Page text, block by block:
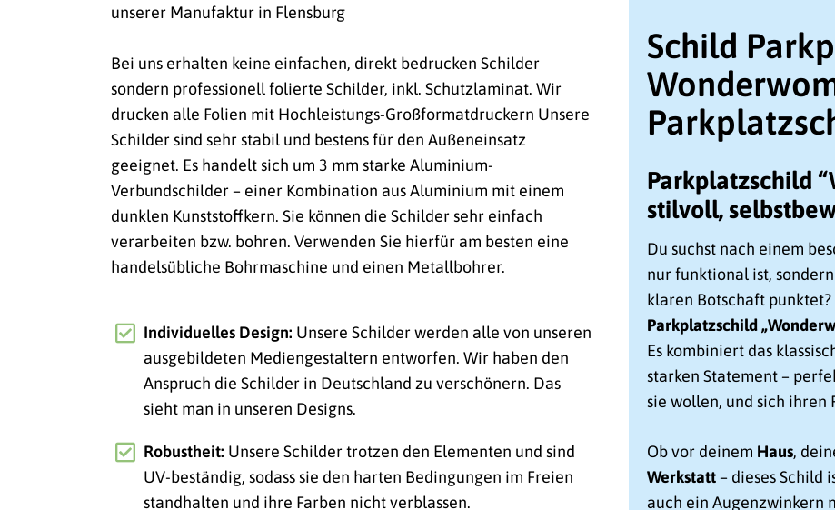
unserer Manufaktur in Flensburg
Bei uns erhalten keine einfachen, direkt bedrucken Schilder
sondern professionell folierte Schilder, inkl. Schutzlaminat. Wir
drucken alle Folien mit Hochleistungs-Großformatdruckern Unsere
Schilder sind sehr stabil und bestens für den Außeneinsatz
geeignet. Es handelt sich um 3 mm starke Aluminium-
Verbundschilder – einer Kombination aus Aluminium mit einem
dunklen Kunststoffkern. Sie können die Schilder sehr einfach
verarbeiten bzw. bohren. Verwenden Sie hierfür am besten eine
handelsübliche Bohrmaschine und einen Metallbohrer.
Individuelles Design: Unsere Schilder werden alle von unseren
ausgebildeten Mediengestaltern entworfen. Wir haben den
Anspruch die Schilder in Deutschland zu verschönern. Das
sieht man in unseren Designs.
Robustheit: Unsere Schilder trotzen den Elementen und sind
UV-beständig, sodass sie den harten Bedingungen im Freien
standhalten und ihre Farben nicht verblassen.
Schild
Parkplatzschild
stilvoll,
Du suchst nach einem
nur funktional ist,
klaren Botschaft
Parkplatzschild
Es kombiniert das
starken Statement –
sie wollen, und sich ihren
Ob vor deinem Haus,
Werkstatt– dieses Schild
auch ein Augenzwinkern